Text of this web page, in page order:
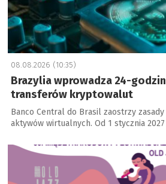
08.08.2026 (10:35)
Brazylia wprowadza 24-
transferów kryptowalut
Banco Central do Brasil zaostrzy
aktywów wirtualnych. Od 1 stycznia
a